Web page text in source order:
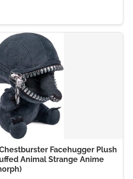
Facehugger Plush
Animal Strange Anime